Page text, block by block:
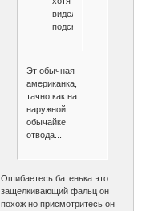
видел
подскажите
Эт обычная
американка,
тачно как на
наружной
обычайке
отвода...
Ошибаетесь батенька это
защелкивающий фальц он
похож но присмотритесь он